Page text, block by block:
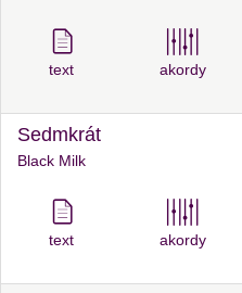
text akordy
Sedmkrát
Black Milk
text akordy